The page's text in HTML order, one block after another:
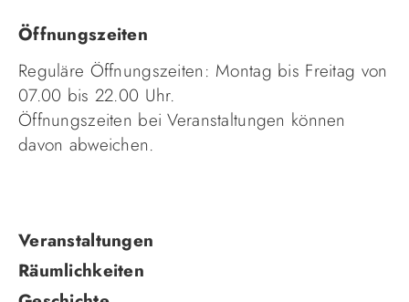
Öffnungszeiten
Reguläre Öffnungszeiten: Montag bis Freitag von
07.00 bis 22.00 Uhr.
Öffnungszeiten bei Veranstaltungen können
davon abweichen.
Navigation
überspringen
Veranstaltungen
Räumlichkeiten